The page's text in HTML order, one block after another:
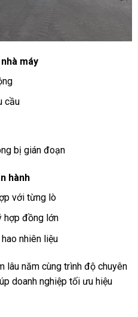
máy
cầu
bị gián đoạn
hành
với từng lò
hợp đồng lớn
nhiên liệu
lâu năm cùng trình độ chuyên
doanh nghiệp tối ưu hiệu